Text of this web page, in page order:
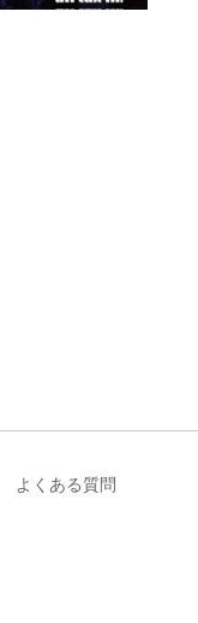
よくある質問